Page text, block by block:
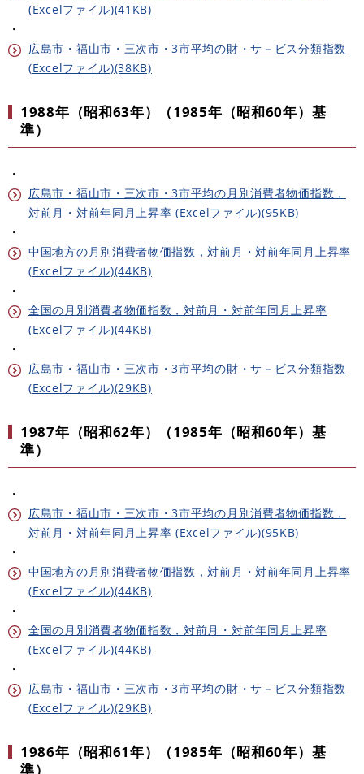
(Excelファイル)(41KB)
・
広島市・福山市・三次市・3市平均の財・サ－ビス分類指数
(Excelファイル)(38KB)
1988年（昭和63年）（1985年（昭和60年）基
準）
・
広島市・福山市・三次市・3市平均の月別消費者物価指数，
対前月・対前年同月上昇率 (Excelファイル)(95KB)
・
中国地方の月別消費者物価指数，対前月・対前年同月上昇率
(Excelファイル)(44KB)
・
全国の月別消費者物価指数，対前月・対前年同月上昇率
(Excelファイル)(44KB)
・
広島市・福山市・三次市・3市平均の財・サ－ビス分類指数
(Excelファイル)(29KB)
1987年（昭和62年）（1985年（昭和60年）基
準）
・
広島市・福山市・三次市・3市平均の月別消費者物価指数，
対前月・対前年同月上昇率 (Excelファイル)(95KB)
・
中国地方の月別消費者物価指数，対前月・対前年同月上昇率
(Excelファイル)(44KB)
・
全国の月別消費者物価指数，対前月・対前年同月上昇率
(Excelファイル)(44KB)
・
広島市・福山市・三次市・3市平均の財・サ－ビス分類指数
(Excelファイル)(29KB)
1986年（昭和61年）（1985年（昭和60年）基
準）